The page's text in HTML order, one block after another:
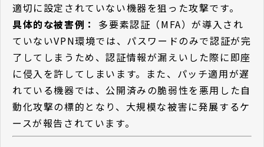
適切に設定されていない機器を狙った攻撃です。
具体的な被害例：
多要素認証（MFA）が導入され
ていないVPN環境では、パスワードのみで認証が完
了してしまうため、認証情報が漏えいした際に即座
に侵入を許してしまいます。また、パッチ適用が遅
れている機器では、公開済みの脆弱性を悪用した自
動化攻撃の標的となり、大規模な被害に発展するケ
ースが報告されています。